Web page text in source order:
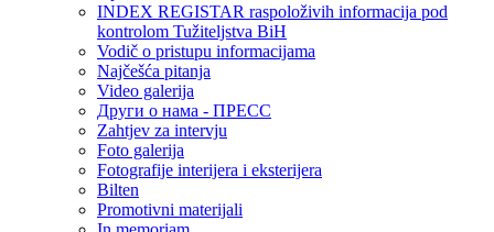
INDEX REGISTAR raspoloživih informacija pod
kontrolom Tužiteljstva BiH
Vodič o pristupu informacijama
Najčešća pitanja
Video galerija
Други о нама - ПРЕСC
Zahtjev za intervju
Foto galerija
Fotografije interijera i eksterijera
Bilten
Promotivni materijali